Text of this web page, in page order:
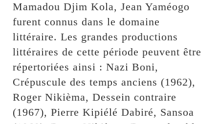
Mamadou Djim Kola, Jean Yaméogo
furent connus dans le domaine
littéraire. Les grandes productions
littéraires de cette période peuvent être
répertoriées ainsi : Nazi Boni,
Crépuscule des temps anciens (1962),
Roger Nikièma, Dessein contraire
(1967), Pierre Kipiélé Dabiré, Sansoa